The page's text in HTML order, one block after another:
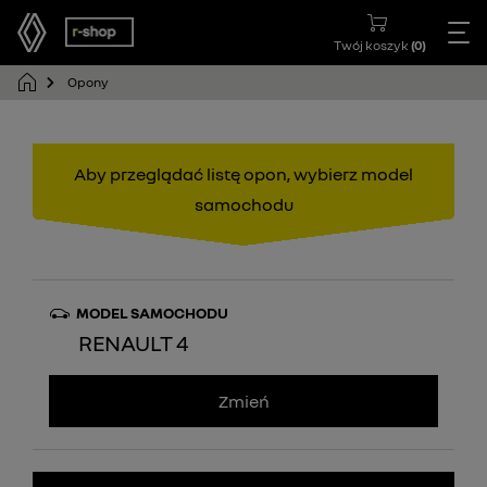
Twój koszyk (0)
Opony
Aby przeglądać listę opon, wybierz model
samochodu
MODEL SAMOCHODU
RENAULT 4
Zmień